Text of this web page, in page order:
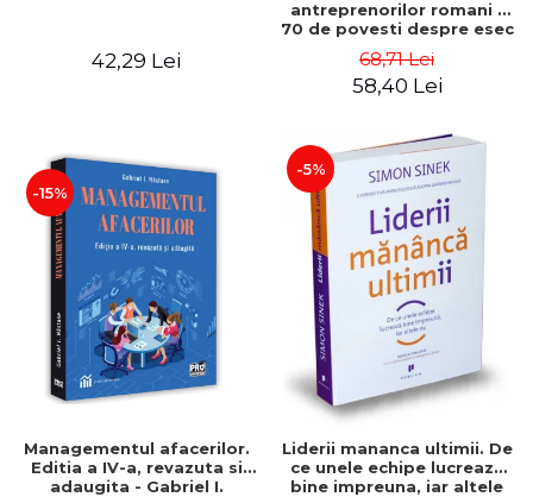
42,29 Lei
antreprenorilor romani -
70 de povesti despre esec
68,71 Lei
58,40 Lei
-15%
Managementul afacerilor.
Editia a IV-a, revazuta si
adaugita - Gabriel I.
-5%
Liderii mananca ultimii. De
ce unele echipe lucreaza
bine impreuna, iar altele